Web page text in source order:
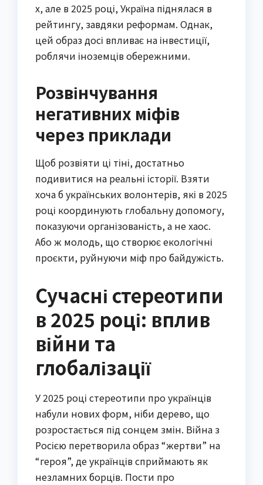
х, але в 2025 році, Україна піднялася в
рейтингу, завдяки реформам. Однак,
цей образ досі впливає на інвестиції,
роблячи іноземців обережними.
Розвінчування
негативних міфів
через приклади
Щоб розвіяти ці тіні, достатньо
подивитися на реальні історії. Взяти
хоча б українських волонтерів, які в 2025
році координують глобальну допомогу,
показуючи організованість, а не хаос.
Або ж молодь, що створює екологічні
проєкти, руйнуючи міф про байдужість.
Сучасні стереотипи
в 2025 році: вплив
війни та
глобалізації
У 2025 році стереотипи про українців
набули нових форм, ніби дерево, що
розростається під сонцем змін. Війна з
Росією перетворила образ “жертви” на
“героя”, де українців сприймають як
незламних борців. Пости про